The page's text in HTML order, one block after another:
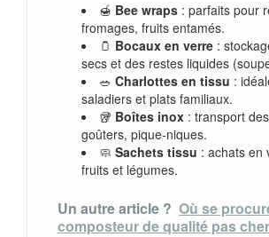
🍯 Bee wraps: parfaits pour
fromages, fruits entamés.
🫙 Bocaux en verre:
secs et des restes liquides
🥗 Charlottes en tissu :
saladiers et plats familiaux.
🥡 Boîtes inox: transport
goûters, pique-niques.
🧼 Sachets tissu : achats en
fruits et légumes.
Un autre article ? Où se
composteur de qualité pas